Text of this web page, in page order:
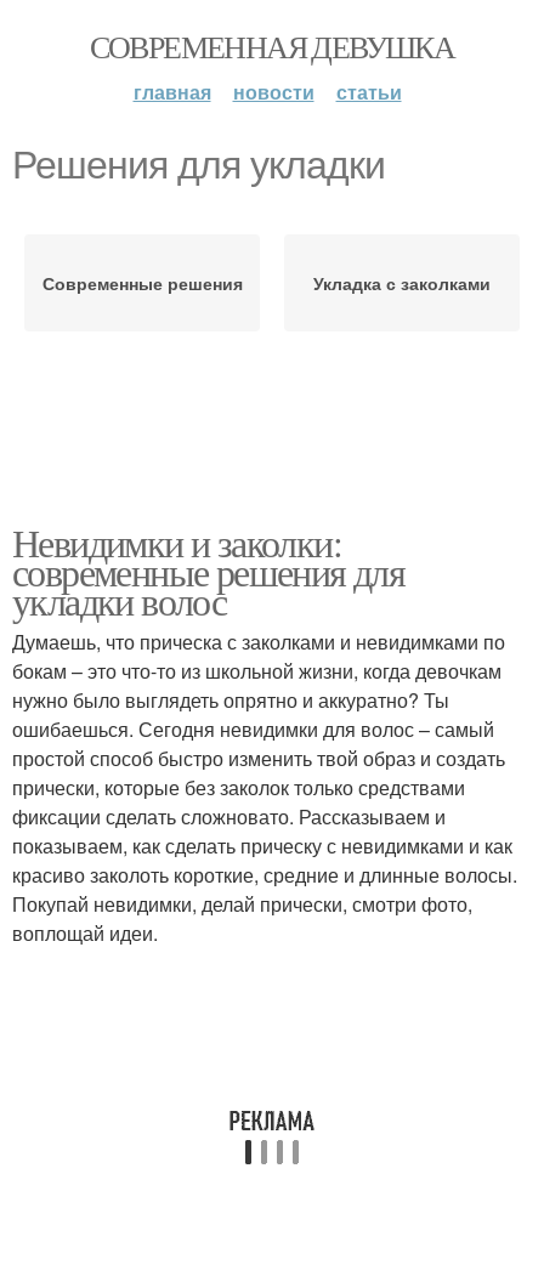
СОВРЕМЕННАЯ ДЕВУШКА
главная новости статьи
Решения для укладки
Современные решения Укладка с заколками
Невидимки и заколки:
современные решения для
укладки волос
Думаешь, что прическа с заколками и невидимками по
бокам – это что-то из школьной жизни, когда девочкам
нужно было выглядеть опрятно и аккуратно? Ты
ошибаешься. Сегодня невидимки для волос – самый
простой способ быстро изменить твой образ и создать
прически, которые без заколок только средствами
фиксации сделать сложновато. Рассказываем и
показываем, как сделать прическу с невидимками и как
красиво заколоть короткие, средние и длинные волосы.
Покупай невидимки, делай прически, смотри фото,
воплощай идеи.